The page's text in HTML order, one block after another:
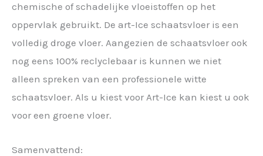
chemische of schadelijke vloeistoffen op het
oppervlak gebruikt. De art-Ice schaatsvloer is een
volledig droge vloer. Aangezien de schaatsvloer ook
nog eens 100% reclyclebaar is kunnen we niet
alleen spreken van een professionele witte
schaatsvloer. Als u kiest voor Art-Ice kan kiest u ook
voor een groene vloer.
Samenvattend: